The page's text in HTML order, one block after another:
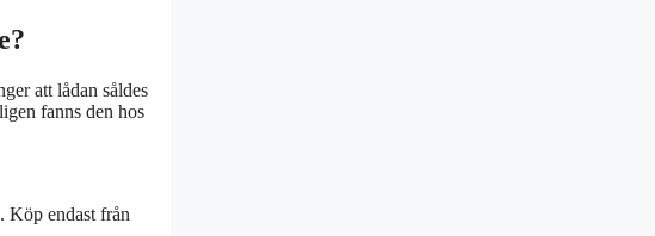
att lådan såldes
fanns den hos
Köp endast från